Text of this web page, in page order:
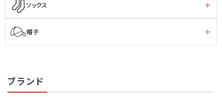
ソックス
帽子
ブランド